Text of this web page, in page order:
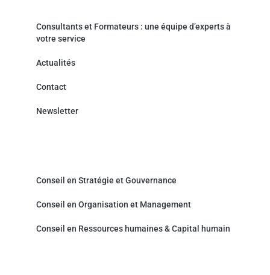
Consultants et Formateurs : une équipe d’experts à
votre service
Actualités
Contact
Newsletter
Conseil en Stratégie et Gouvernance
Conseil en Organisation et Management
Conseil en Ressources humaines & Capital humain